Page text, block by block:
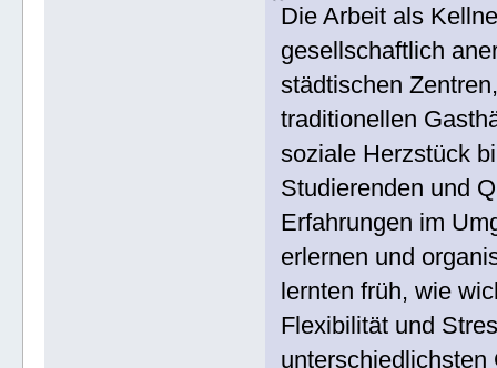
Die Arbeit als
gesellschaftlich
städtischen
traditionellen
soziale Herzstück
Studierenden und
Erfahrungen im
erlernen und
lernten früh, wie
Flexibilität und
unterschiedlichsten